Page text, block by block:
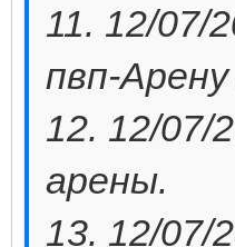
11. 12/07/
пвп-
12. 12/07/
арены.
13. 12/07/